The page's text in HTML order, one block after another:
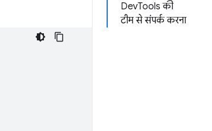
DevTools की
टीम से संपर्क करना